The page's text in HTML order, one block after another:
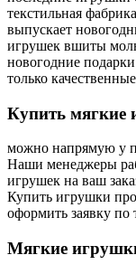
текстильная
выпускает
игрушек вшиты
новогодние
только
Купить мягкие
можно напрямую у
Наши менеджеры
игрушек на ваш
Купить игрушки
оформить заявку по
Мягкие